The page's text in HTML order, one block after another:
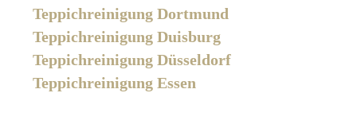
Teppichreinigung Dortmund
Teppichreinigung Duisburg
Teppichreinigung Düsseldorf
Teppichreinigung Essen